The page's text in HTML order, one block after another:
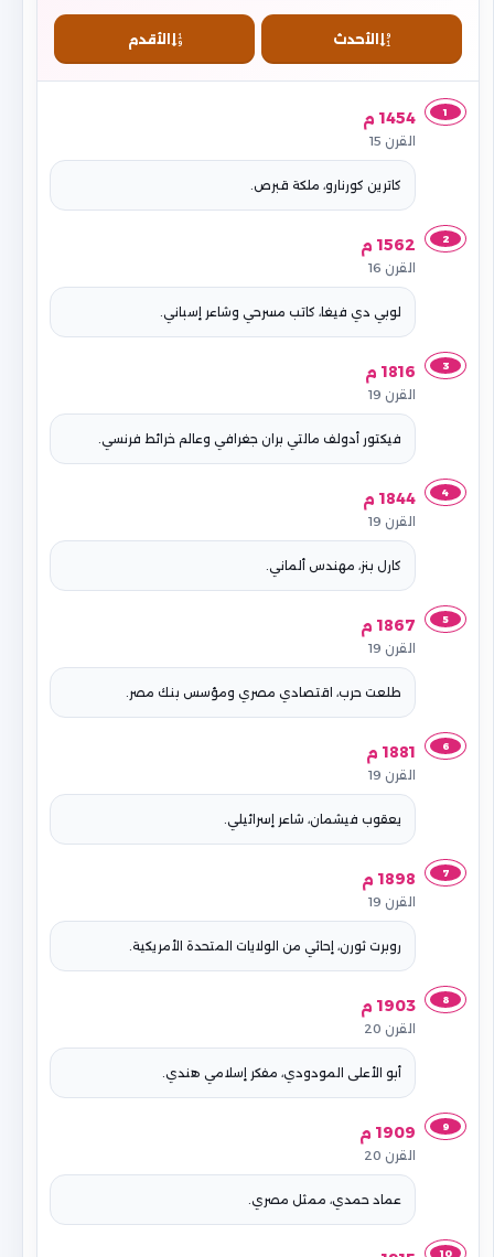
الأحدث الأقدم
1 1454 م
القرن 15
كاترين كورنارو، ملكة قبرص.
2 1562 م
القرن 16
لوبي دي فيغا، كاتب مسرحي وشاعر إسباني.
3 1816 م
القرن 19
فيكتور أدولف مالتي بران جغرافي وعالم خرائط فرنسي.
4 1844 م
القرن 19
كارل بنز، مهندس ألماني.
5 1867 م
القرن 19
طلعت حرب، اقتصادي مصري ومؤسس بنك مصر.
6 1881 م
القرن 19
يعقوب فيشمان، شاعر إسرائيلي.
7 1898 م
القرن 19
روبرت ثورن، إحاثي من الولايات المتحدة الأمريكية.
8 1903 م
القرن 20
أبو الأعلى المودودي، مفكر إسلامي هندي.
9 1909 م
القرن 20
عماد حمدي، ممثل مصري.
10